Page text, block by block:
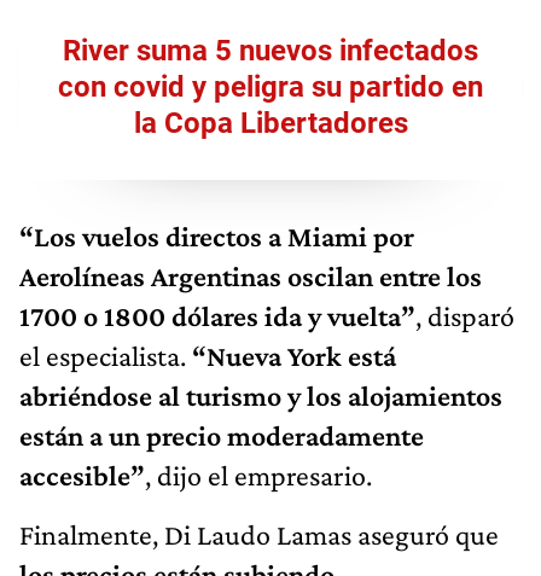
River suma 5 nuevos infectados
con covid y peligra su partido en
la Copa Libertadores
“Los vuelos directos a Miami por
Aerolíneas Argentinas oscilan entre los
1700 o 1800 dólares ida y vuelta”, disparó
el especialista. “Nueva York está
abriéndose al turismo y los alojamientos
están a un precio moderadamente
accesible”, dijo el empresario.
Finalmente, Di Laudo Lamas aseguró que